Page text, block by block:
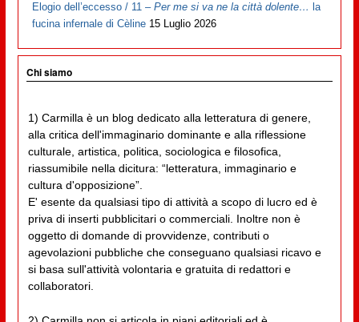
Elogio dell’eccesso / 11 –Per me si va ne la città dolente… la
fucina infernale di Cèline 15 Luglio 2026
Chi siamo
1) Carmilla è un blog dedicato alla letteratura di genere,
alla critica dell'immaginario dominante e alla riflessione
culturale, artistica, politica, sociologica e filosofica,
riassumibile nella dicitura: “letteratura, immaginario e
cultura d'opposizione”.
E' esente da qualsiasi tipo di attività a scopo di lucro ed è
priva di inserti pubblicitari o commerciali. Inoltre non è
oggetto di domande di provvidenze, contributi o
agevolazioni pubbliche che conseguano qualsiasi ricavo e
si basa sull'attività volontaria e gratuita di redattori e
collaboratori.